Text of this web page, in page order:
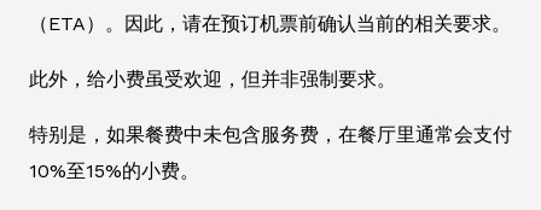
（ETA）。因此，请在预订机票前确认当前的相关要求。
此外，给小费虽受欢迎，但并非强制要求。
特别是，如果餐费中未包含服务费，在餐厅里通常会支付
10%至15%的小费。